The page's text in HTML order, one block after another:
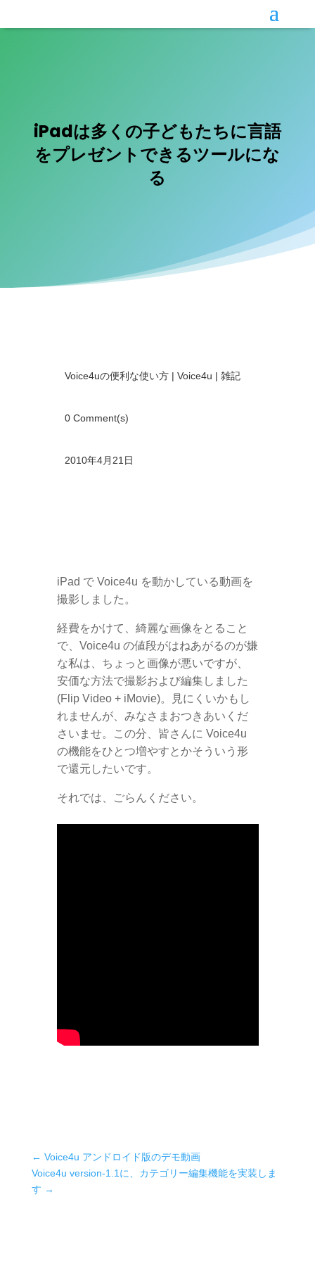
iPadは多くの子どもたちに言語
をプレゼントできるツールにな
る
Voice4uの便利な使い方| Voice4u | 雑記
0 Comment(s)
2010年4月21日
iPad で Voice4u を動かしている動画を
撮影しました。
経費をかけて、綺麗な画像をとること
で、Voice4u の値段がはねあがるのが嫌
な私は、ちょっと画像が悪いですが、
安価な方法で撮影および編集しました
(Flip Video + iMovie)。見にくいかもし
れませんが、みなさまおつきあいくだ
さいませ。この分、皆さんに Voice4u
の機能をひとつ増やすとかそういう形
で還元したいです。
それでは、ごらんください。
← Voice4u アンドロイド版のデモ動画
Voice4u version-1.1に、カテゴリー編集機能を実装しま
す →